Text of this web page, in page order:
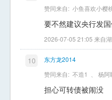
赞同来自: 小鱼喜欢小樱
要不然建议央行发
2026-07-05 21:05 来自
10
东方龙2014
赞同来自: 不造1 杨阿
担心可转债被闹没